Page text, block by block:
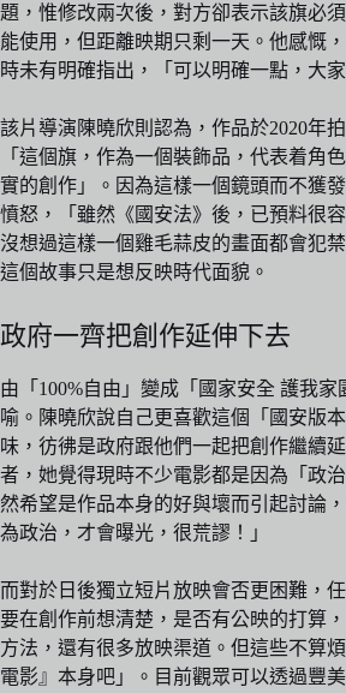
題，惟修改兩次後，對方卻表示該旗必
能使用，但距離映期只剩一天。他感慨
時未有明確指出，「可以明確一點，大
該片導演陳曉欣則認為，作品於2020年
「這個旗，作為一個裝飾品，代表着角
實的創作」。因為這樣一個鏡頭而不獲
憤怒，「雖然《國安法》後，已預料很
沒想過這樣一個雞毛蒜皮的畫面都會犯
這個故事只是想反映時代面貌。
政府一齊把創作延伸下去
由「100%自由」變成「國家安全 護我
喻。陳曉欣說自己更喜歡這個「國安版
味，彷彿是政府跟他們一起把創作繼續
者，她覺得現時不少電影都是因為「政
然希望是作品本身的好與壞而引起討論
為政治，才會曝光，很荒謬！」
而對於日後獨立短片放映會否更困難，
要在創作前想清楚，是否有公映的打算
方法，還有很多放映渠道。但這些不算
電影』本身吧」。目前觀眾可以透過豐